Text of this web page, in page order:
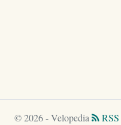
© 2026 - Velopedia RSS